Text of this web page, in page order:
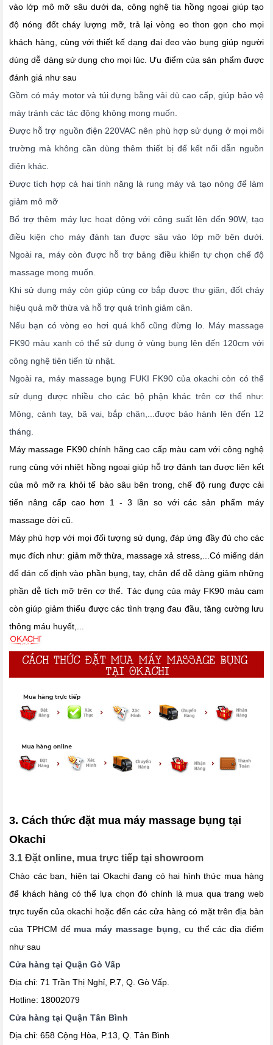
vào lớp mô mỡ sâu dưới da, công nghệ tia hồng ngoại giúp tạo
độ nóng đốt cháy lượng mỡ, trả lại vòng eo thon gọn cho mọi
khách hàng, cùng với thiết kế dạng đai đeo vào bụng giúp người
dùng dễ dàng sử dụng cho mọi lúc. Ưu điểm của sản phẩm được
đánh giá như sau
Gồm có máy motor và túi đựng bằng vải dù cao cấp, giúp bảo vệ
máy tránh các tác động không mong muốn.
Được hỗ trợ nguồn điện 220VAC nên phù hợp sử dụng ở mọi môi
trường mà không cần dùng thêm thiết bị để kết nối dẫn nguồn
điện khác.
Được tích hợp cả hai tính năng là rung máy và tạo nóng để làm
giảm mô mỡ
Bổ trợ thêm máy lực hoạt động với công suất lên đến 90W, tạo
điều kiện cho máy đánh tan được sâu vào lớp mỡ bên dưới.
Ngoài ra, máy còn được hỗ trợ bảng điều khiển tự chọn chế độ
massage mong muốn.
Khi sử dụng máy còn giúp cùng cơ bắp được thư giãn, đốt cháy
hiệu quả mỡ thừa và hỗ trợ quá trình giảm cân.
Nếu bạn có vòng eo hơi quá khổ cũng đừng lo. Máy massage
FK90 màu xanh có thể sử dụng ở vùng bụng lên đến 120cm với
công nghệ tiên tiến từ nhật.
Ngoài ra, máy massage bụng FUKI FK90 của okachi còn có thể
sử dụng được nhiều cho các bộ phận khác trên cơ thể như:
Mông, cánh tay, bã vai, bắp chân,...được bảo hành lên đến 12
tháng.
Máy massage FK90 chính hãng cao cấp màu cam với công nghệ
rung cùng với nhiệt hồng ngoại giúp hỗ trợ đánh tan được liên kết
của mô mỡ ra khỏi tế bào sâu bên trong, chế độ rung được cải
tiến nâng cấp cao hơn 1 - 3 lần so với các sản phẩm máy
massage đời cũ.
Máy phù hợp với mọi đối tượng sử dụng, đáp ứng đầy đủ cho các
mục đích như: giảm mỡ thừa, massage xả stress,...Có miếng dán
để dán cố định vào phần bụng, tay, chân để dễ dàng giảm những
phần dễ tích mỡ trên cơ thể. Tác dụng của máy FK90 màu cam
còn giúp giảm thiểu được các tình trạng đau đầu, tăng cường lưu
thông máu huyết,...
3. Cách thức đặt mua máy massage bụng tại
Okachi
3.1 Đặt online, mua trực tiếp tại showroom
Chào các bạn, hiện tại Okachi đang có hai hình thức mua hàng
để khách hàng có thể lựa chọn đó chính là mua qua trang web
trực tuyến của okachi hoặc đến các cửa hàng có mặt trên địa bàn
của TPHCM để mua máy massage bụng , cụ thể các địa điểm
như sau
Cửa hàng tại Quận Gò Vấp
Địa chỉ: 71 Trần Thị Nghỉ, P.7, Q. Gò Vấp.
Hotline: 18002079
Cửa hàng tại Quận Tân Bình
Địa chỉ: 658 Cộng Hòa, P.13, Q. Tân Bình